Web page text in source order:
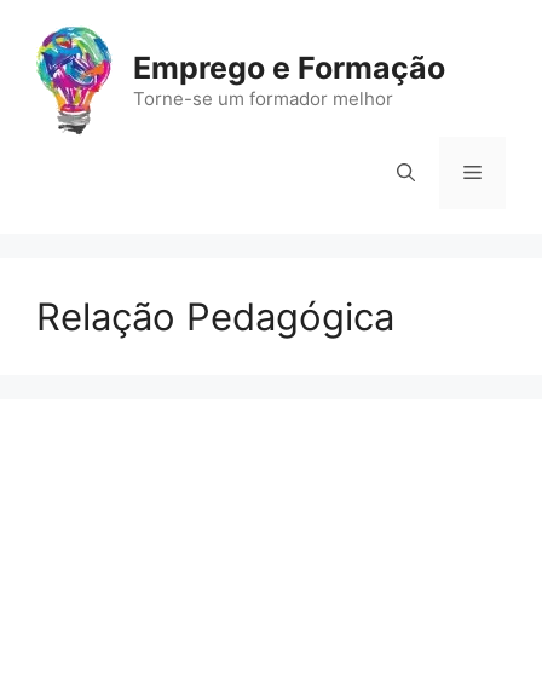
para
conteúdo
Emprego e Formação
Torne-se um formador melhor
Menu
Relação Pedagógica